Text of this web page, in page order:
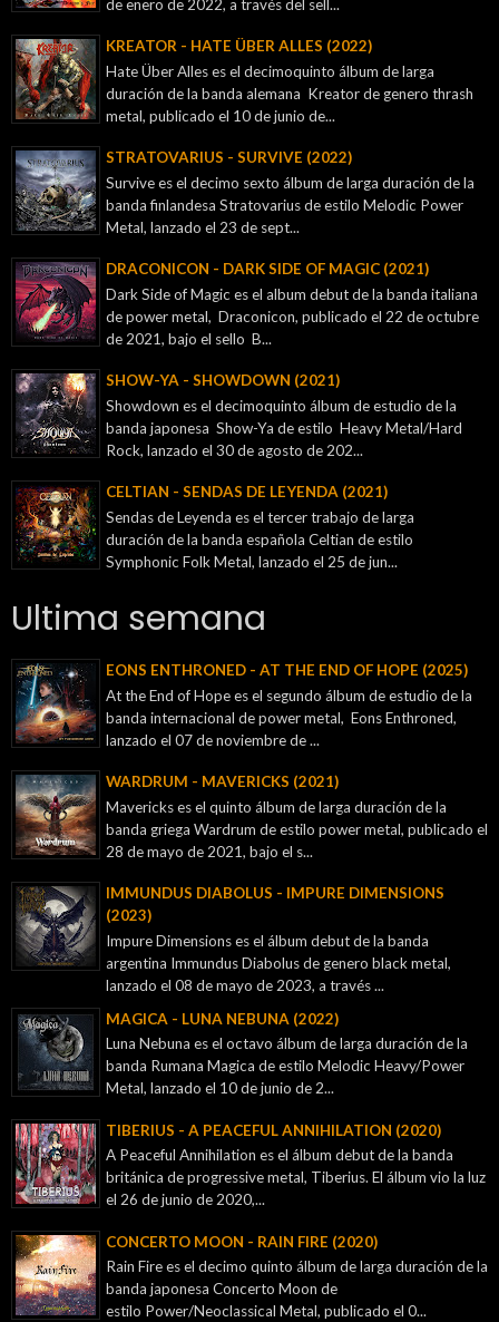
de enero de 2022, a través del sell...
KREATOR - ‎HATE ÜBER ALLES (2022)
Hate Über Alles es el decimoquinto álbum de larga
duración de la banda alemana Kreator de genero thrash
metal, publicado el 10 de junio de...
STRATOVARIUS - SURVIVE (2022)
Survive es el decimo sexto álbum de larga duración de la
banda finlandesa Stratovarius de estilo Melodic Power
Metal, lanzado el 23 de sept...
DRACONICON - DARK SIDE OF MAGIC (2021)
Dark Side of Magic es el album debut de la banda italiana
de power metal, Draconicon, publicado el 22 de octubre
de 2021, bajo el sello B...
SHOW-YA - SHOWDOWN (2021)
Showdown es el decimoquinto álbum de estudio de la
banda japonesa Show-Ya de estilo Heavy Metal/Hard
Rock, lanzado el 30 de agosto de 202...
CELTIAN - SENDAS DE LEYENDA (2021)
Sendas de Leyenda es el tercer trabajo de larga
duración de la banda española Celtian de estilo
Symphonic Folk Metal, lanzado el 25 de jun...
Ultima semana
EONS ENTHRONED - AT THE END OF HOPE (2025)
At the End of Hope es el segundo álbum de estudio de la
banda internacional de power metal, Eons Enthroned,
lanzado el 07 de noviembre de ...
WARDRUM - MAVERICKS (2021)
Mavericks es el quinto álbum de larga duración de la
banda griega Wardrum de estilo power metal, publicado el
28 de mayo de 2021, bajo el s...
IMMUNDUS DIABOLUS - IMPURE DIMENSIONS
(2023)
Impure Dimensions es el álbum debut de la banda
argentina Immundus Diabolus de genero black metal,
lanzado el 08 de mayo de 2023, a través ...
MAGICA - LUNA NEBUNA (2022)
Luna Nebuna es el octavo álbum de larga duración de la
banda Rumana Magica de estilo Melodic Heavy/Power
Metal, lanzado el 10 de junio de 2...
TIBERIUS - A PEACEFUL ANNIHILATION (2020)
A Peaceful Annihilation es el álbum debut de la banda
británica de progressive metal, Tiberius. El álbum vio la luz
el 26 de junio de 2020,...
CONCERTO MOON - RAIN FIRE (2020)
Rain Fire es el decimo quinto álbum de larga duración de la
banda japonesa Concerto Moon de
estilo Power/Neoclassical Metal, publicado el 0...